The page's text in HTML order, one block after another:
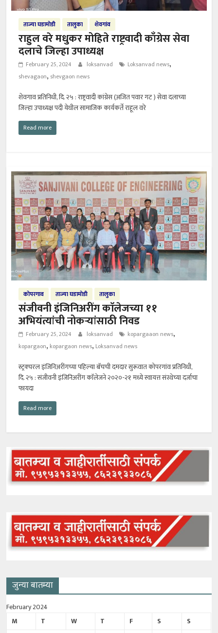
ताज्या घडामोडी तालुका शेवगांव
राहुल वरे मधुकर मोहिते राष्ट्रवादी काँग्रेस सेवा
दलाचे जिल्हा उपाध्यक्ष
February 25, 2024 loksanvad Loksanvad news,
shevagaon, shevgaon news
शेवगाव प्रतिनिधी, दि. २५ : राष्ट्रवादी कांग्रेस (अजित पवार गट ) सेवा दलाच्या
जिल्हा उपाध्यक्ष पदी येथील सामाजिक कार्यकर्ते राहूल वरे
Read more
कोपरगाव ताज्या घडामोडी तालुका
संजीवनी इंजिनिअरींग काॅलेजच्या ११
अभियंत्यांची नोकऱ्यांसाठी निवड
February 25, 2024 loksanvad kopargaaon news,
kopargaon, kopargaon news, Loksanvad news
स्ट्रक्चरल इंजिनिअरींगच्या पहिल्या बॅचची दमदार सुरूवात कोपरगांव प्रतिनिधी,
दि. २५ : संजीवनी इंजिनिअरींग काॅलेजने २०२०-२१ मध्ये स्वायत्त संस्थेच्या दर्जाचा
फायदा
Read more
जुन्या बातम्या
February 2024
M
T W T F S
S